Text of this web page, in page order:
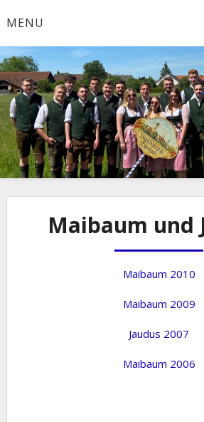
toMENU
Maibaum und
Maibaum 2010
Maibaum 2009
Jaudus 2007
Maibaum 2006